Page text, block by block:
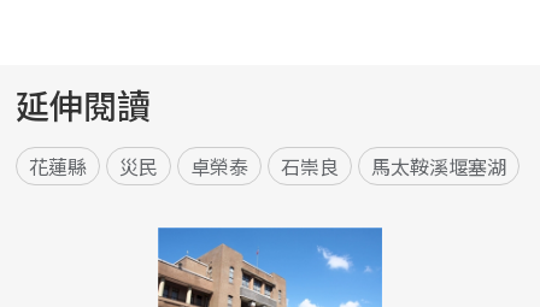
延伸閱讀
花蓮縣 災民 卓榮泰 石崇良 馬太鞍溪堰塞湖